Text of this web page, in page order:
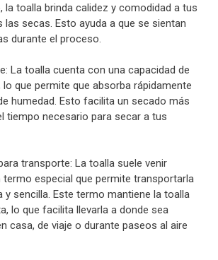
la toalla brinda calidez y comodidad a tus
secas. Esto ayuda a que se sientan
durante el proceso.
La toalla cuenta con una capacidad de
que permite que absorba rápidamente
humedad. Esto facilita un secado más
tiempo necesario para secar a tus
transporte: La toalla suele venir
termo especial que permite transportarla
y sencilla. Este termo mantiene la toalla
lo que facilita llevarla a donde sea
casa, de viaje o durante paseos al aire